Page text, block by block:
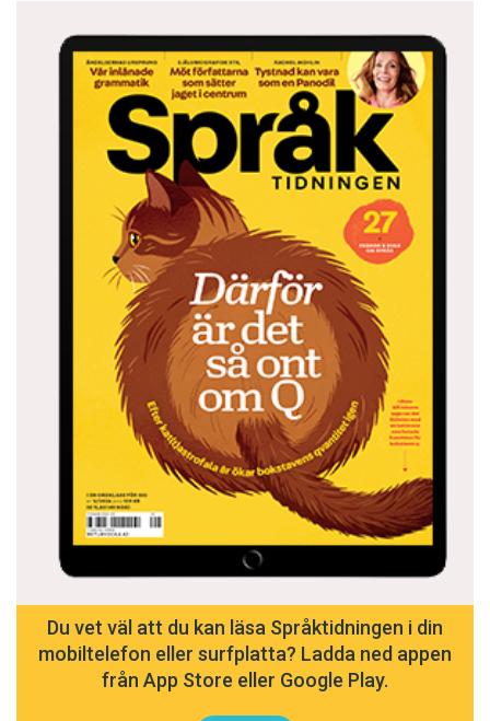
Du vet väl att du kan läsa Språktidningen i din
mobiltelefon eller surfplatta? Ladda ned appen
från App Store eller Google Play.